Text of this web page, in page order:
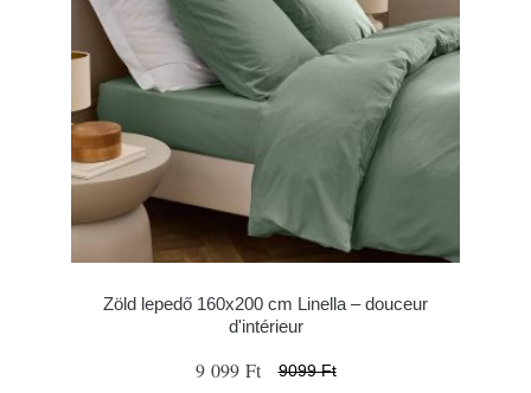
Zöld lepedő 160x200 cm Linella – douceur
d'intérieur
9 099 Ft 9099 Ft